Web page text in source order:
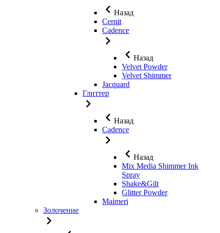
Назад
Cernit
Cadence
Назад
Velvet Powder
Velvet Shimmer
Jaсquard
Глиттер
Назад
Cadence
Назад
Mix Media Shimmer Ink
Spray
Shake&Gilt
Glitter Powder
Maimeri
Золочение